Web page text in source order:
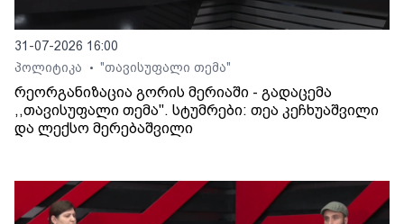
31-07-2026 16:00
პოლიტიკა
• "თავისუფალი თემა"
რეორგანიზაცია გორის მერიაში - გადაცემა
,,თავისუფალი თემა". სტუმრები: თეა კეჩხუაშვილი
და ლექსო მერებაშვილი